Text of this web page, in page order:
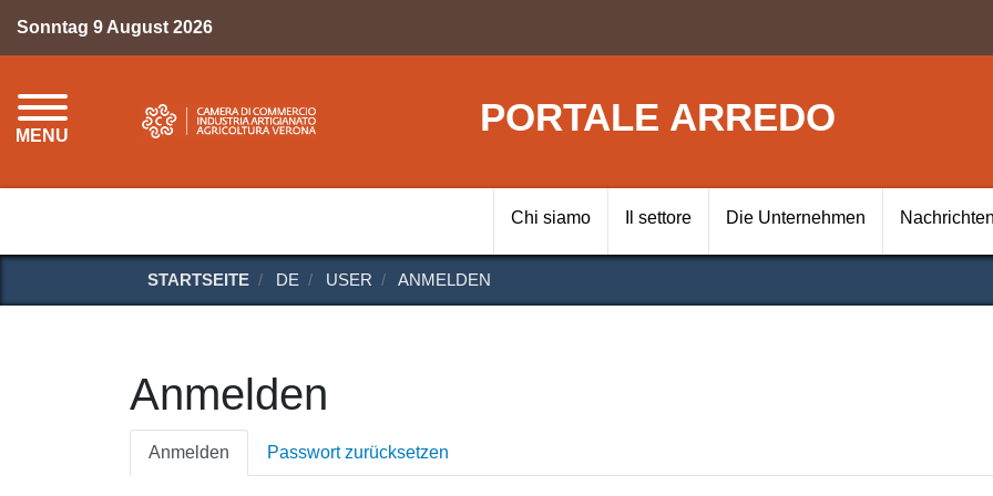
Sonntag 9 August 2026
PORTALE ARREDO
MENU
Navigazione
Chi siamo Il settore Die Unternehmen Nachrichten
STARTSEITE DE USER ANMELDEN
Anmelden
Primäre
Anmelden Passwort zurücksetzen